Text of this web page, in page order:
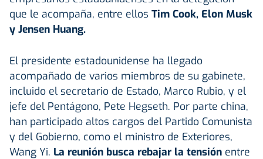
que le acompaña, entre ellos Tim Cook, Elon Musk
y Jensen Huang.
El presidente estadounidense ha llegado
acompañado de varios miembros de su gabinete,
incluido el secretario de Estado, Marco Rubio, y el
jefe del Pentágono, Pete Hegseth. Por parte china,
han participado altos cargos del Partido Comunista
y del Gobierno, como el ministro de Exteriores,
Wang Yi. La reunión busca rebajar la tensión entre